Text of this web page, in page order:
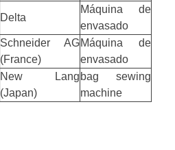
Delta
Máquina de
envasado
Schneider AG
(France)
Máquina de
envasado
New Lang
(Japan)
bag sewing
machine